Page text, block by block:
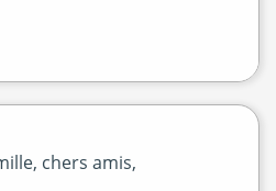
chers amis,